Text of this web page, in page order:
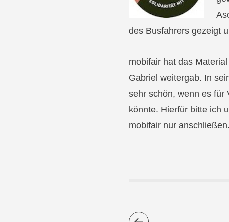
des Busfahrers gezeigt
mobifair hat das
Gabriel weitergab. In
sehr schön, wenn es für
könnte. Hierfür bitte ich
mobifair nur anschließen.